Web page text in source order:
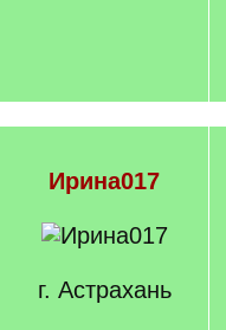
Ирина017
г. Астрахань